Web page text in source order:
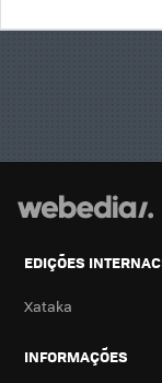
EDIÇÕES
Xataka
INFORMAÇÕES